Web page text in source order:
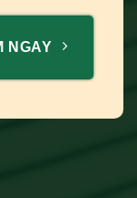
NGAY